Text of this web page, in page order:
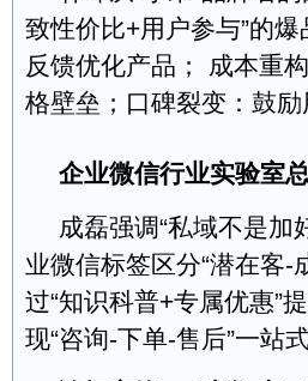
致性价比+用户参与”的
反馈优化产品； 成本重
格壁垒；口碑裂变：鼓
企业微信行业实验室
成磊强调“私域不是加
业微信标签区分“潜在客-
过“知识科普+专属优惠”
现“咨询-下单-售后”一站